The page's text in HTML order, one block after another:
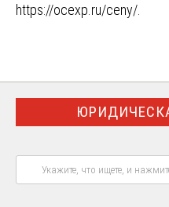
https://ocexp.ru/ceny/